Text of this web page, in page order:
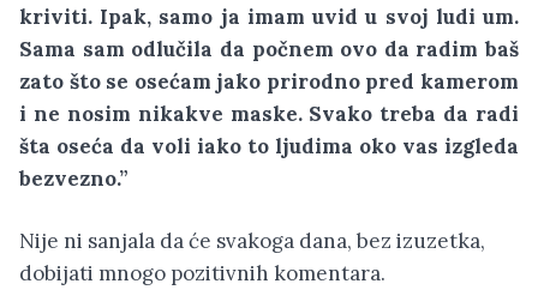
kriviti. Ipak, samo ja imam uvid u svoj ludi um.
Sama sam odlučila da počnem ovo da radim baš
zato što se osećam jako prirodno pred kamerom
i ne nosim nikakve maske. Svako treba da radi
šta oseća da voli iako to ljudima oko vas izgleda
bezvezno.”
Nije ni sanjala da će svakoga dana, bez izuzetka,
dobijati mnogo pozitivnih komentara.